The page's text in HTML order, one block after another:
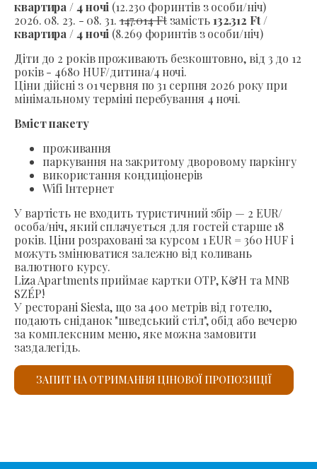
квартира / 4 ночі (12.230 форинтів з особи/ніч)
2026. 08. 23. - 08. 31.147.014 Ftзамість132.312 Ft /
квартира / 4 ночі (8.269 форинтів з особи/ніч)
Діти до 2 років проживають безкоштовно, від 3 до 12
років - 4680 HUF/дитина/4 ночі.
Ціни дійсні з 01 червня по 31 серпня 2026 року при
мінімальному терміні перебування 4 ночі.
Вміст пакету
проживання
паркування на закритому дворовому паркінгу
використання кондиціонерів
Wifi Інтернет
У вартість не входить туристичний збір — 2 EUR/
особа/ніч, який сплачується для гостей старше 18
років. Ціни розраховані за курсом 1 EUR = 360 HUF і
можуть змінюватися залежно від коливань
валютного курсу.
Liza Apartments приймає картки OTP, K&H та MNB
SZÉP!
У ресторані Siesta, що за 400 метрів від готелю,
подають сніданок "шведський стіл", обід або вечерю
за комплексним меню, яке можна замовити
заздалегідь.
ЗАПИТ НА ОТРИМАННЯ ЦІНОВОЇ ПРОПОЗИЦІЇ